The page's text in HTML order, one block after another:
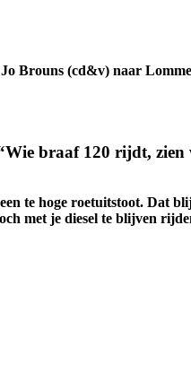
Brouns (cd&v) naar
braaf 120 rijdt, zien
te hoge roetuitstoot. Dat
met je diesel te blijven